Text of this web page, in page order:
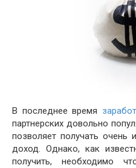
В последнее время
партнерских довольно
позволяет получать очень
доход. Однако, как
получить, необходимо